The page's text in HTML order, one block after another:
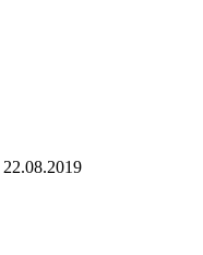
22.08.2019